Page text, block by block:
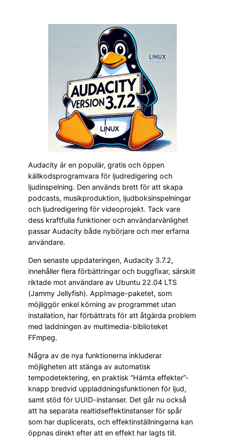
Audacity är en populär, gratis och öppen
källkodsprogramvara för ljudredigering och
ljudinspelning. Den används brett för att skapa
podcasts, musikproduktion, ljudboksinspelningar
och ljudredigering för videoprojekt. Tack vare
dess kraftfulla funktioner och användarvänlighet
passar Audacity både nybörjare och mer erfarna
användare.
Den senaste uppdateringen, Audacity 3.7.2,
innehåller flera förbättringar och buggfixar, särskilt
riktade mot användare av Ubuntu 22.04 LTS
(Jammy Jellyfish). AppImage-paketet, som
möjliggör enkel körning av programmet utan
installation, har förbättrats för att åtgärda problem
med laddningen av multimedia-biblioteket
FFmpeg.
Några av de nya funktionerna inkluderar
möjligheten att stänga av automatisk
tempodetektering, en praktisk ”Hämta effekter”-
knapp bredvid uppladdningsfunktionen för ljud,
samt stöd för UUID-instanser. Det går nu också
att ha separata realtidseffektinstanser för spår
som har duplicerats, och effektinställningarna kan
öppnas direkt efter att en effekt har lagts till.